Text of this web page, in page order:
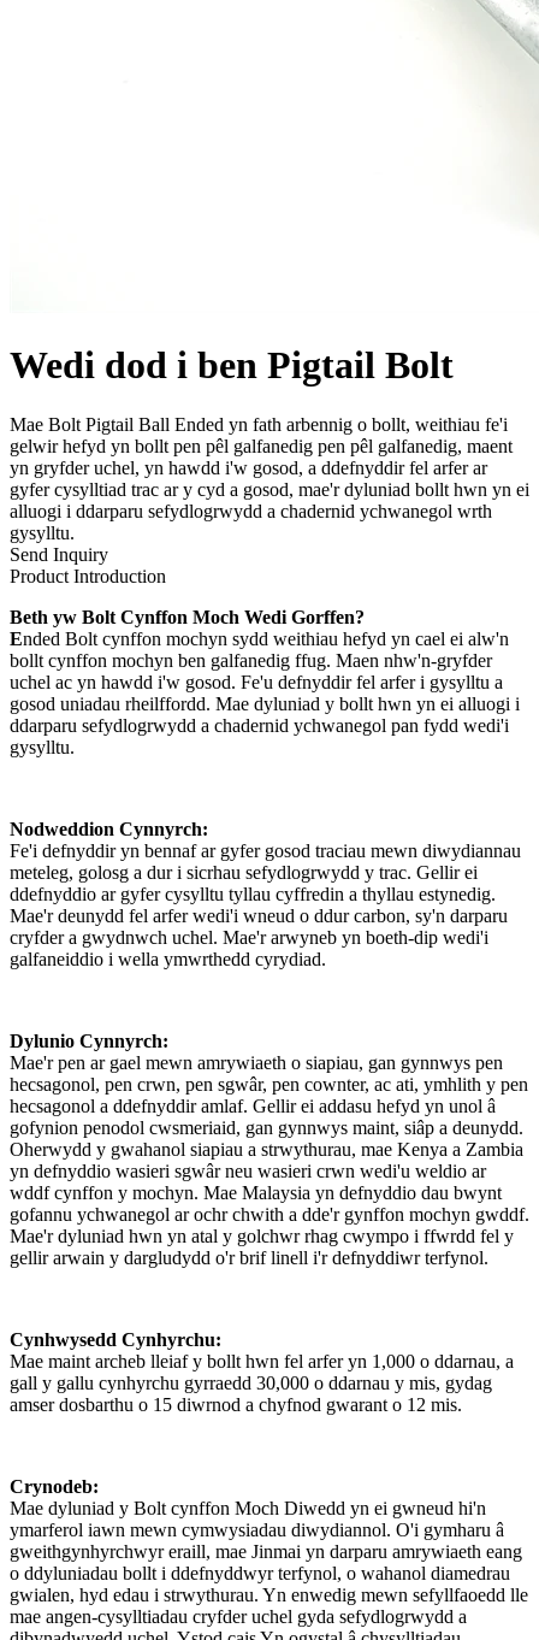
Wedi dod i ben Pigtail Bolt
Mae Bolt Pigtail Ball Ended yn fath arbennig o bollt, weithiau fe'i
gelwir hefyd yn bollt pen pêl galfanedig pen pêl galfanedig, maent
yn gryfder uchel, yn hawdd i'w gosod, a ddefnyddir fel arfer ar
gyfer cysylltiad trac ar y cyd a gosod, mae'r dyluniad bollt hwn yn ei
alluogi i ddarparu sefydlogrwydd a chadernid ychwanegol wrth
gysylltu.
Send Inquiry
Product Introduction
Beth yw Bolt Cynffon Moch Wedi Gorffen?
Ended Bolt cynffon mochyn sydd weithiau hefyd yn cael ei alw'n
bollt cynffon mochyn ben galfanedig ffug. Maen nhw'n-gryfder
uchel ac yn hawdd i'w gosod. Fe'u defnyddir fel arfer i gysylltu a
gosod uniadau rheilffordd. Mae dyluniad y bollt hwn yn ei alluogi i
ddarparu sefydlogrwydd a chadernid ychwanegol pan fydd wedi'i
gysylltu.
Nodweddion Cynnyrch:
Fe'i defnyddir yn bennaf ar gyfer gosod traciau mewn diwydiannau
meteleg, golosg a dur i sicrhau sefydlogrwydd y trac. Gellir ei
ddefnyddio ar gyfer cysylltu tyllau cyffredin a thyllau estynedig.
Mae'r deunydd fel arfer wedi'i wneud o ddur carbon, sy'n darparu
cryfder a gwydnwch uchel. Mae'r arwyneb yn boeth-dip wedi'i
galfaneiddio i wella ymwrthedd cyrydiad.
Dylunio Cynnyrch:
Mae'r pen ar gael mewn amrywiaeth o siapiau, gan gynnwys pen
hecsagonol, pen crwn, pen sgwâr, pen cownter, ac ati, ymhlith y pen
hecsagonol a ddefnyddir amlaf. Gellir ei addasu hefyd yn unol â
gofynion penodol cwsmeriaid, gan gynnwys maint, siâp a deunydd.
Oherwydd y gwahanol siapiau a strwythurau, mae Kenya a Zambia
yn defnyddio wasieri sgwâr neu wasieri crwn wedi'u weldio ar
wddf cynffon y mochyn. Mae Malaysia yn defnyddio dau bwynt
gofannu ychwanegol ar ochr chwith a dde'r gynffon mochyn gwddf.
Mae'r dyluniad hwn yn atal y golchwr rhag cwympo i ffwrdd fel y
gellir arwain y dargludydd o'r brif linell i'r defnyddiwr terfynol.
Cynhwysedd Cynhyrchu:
Mae maint archeb lleiaf y bollt hwn fel arfer yn 1,000 o ddarnau, a
gall y gallu cynhyrchu gyrraedd 30,000 o ddarnau y mis, gydag
amser dosbarthu o 15 diwrnod a chyfnod gwarant o 12 mis.
Crynodeb:
Mae dyluniad y Bolt cynffon Moch Diwedd yn ei gwneud hi'n
ymarferol iawn mewn cymwysiadau diwydiannol. O'i gymharu â
gweithgynhyrchwyr eraill, mae Jinmai yn darparu amrywiaeth eang
o ddyluniadau bollt i ddefnyddwyr terfynol, o wahanol diamedrau
gwialen, hyd edau i strwythurau. Yn enwedig mewn sefyllfaoedd lle
mae angen-cysylltiadau cryfder uchel gyda sefydlogrwydd a